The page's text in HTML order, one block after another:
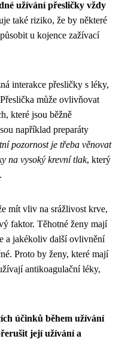
užívání přesličky vždy
také riziko, že by některé
u kojence zažívací
interakce přesličky s léky,
může ovlivňovat
které jsou běžně
například preparáty
pozornost je třeba věnovat
na vysoký krevní tlak, který
mít vliv na srážlivost krve,
faktor. Těhotné ženy mají
a jakékoliv další ovlivnění
Proto by ženy, které mají
antikoagulační léky,
účinků během užívání
její užívání a